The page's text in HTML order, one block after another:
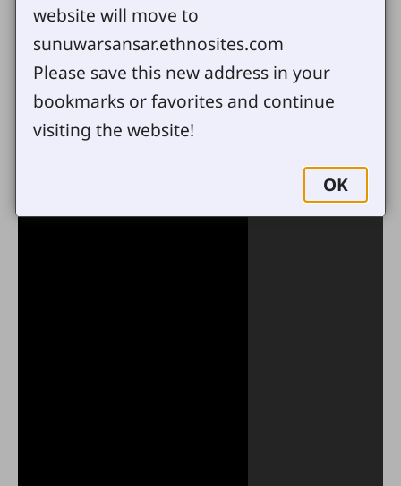
website will move to
sunuwarsansar.ethnosites.com
Please save this new address in your
bookmarks or favorites and continue
visiting the website!
OK